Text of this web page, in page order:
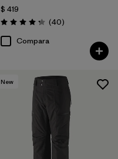
$ 419
Valoración: 4.3 / 5
(40Comentarios
)
Compara
New